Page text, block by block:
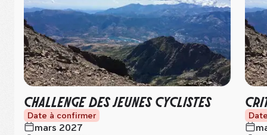
CHALLENGE DES JEUNES CYCLISTES
Date à confirmer
mars 2027